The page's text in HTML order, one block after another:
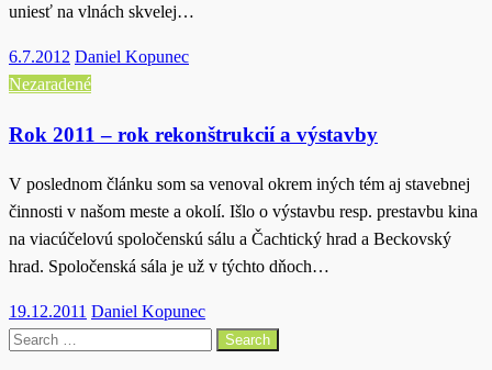
uniesť na vlnách skvelej…
Posted
on
6.7.2012 Daniel Kopunec
Nezaradené
Rok 2011 – rok rekonštrukcií a výstavby
V poslednom článku som sa venoval okrem iných tém aj stavebnej
činnosti v našom meste a okolí. Išlo o výstavbu resp. prestavbu kina
na viacúčelovú spoločenskú sálu a Čachtický hrad a Beckovský
hrad. Spoločenská sála je už v týchto dňoch…
Posted
on
19.12.2011 Daniel Kopunec
Search